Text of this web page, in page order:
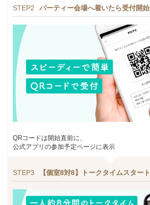
STEP2 パーティー会場へ着いたら受付開始
QRコードは開始直前に、
公式アプリの参加予定ページに表示
STEP3 【個室8対8】トークタイムスタート